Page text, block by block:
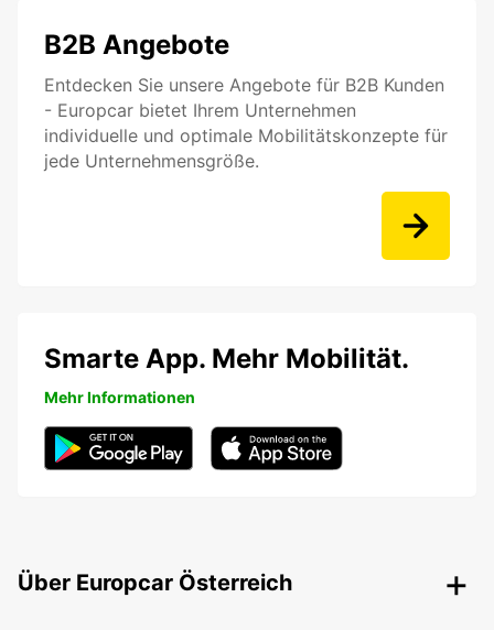
B2B Angebote
Entdecken Sie unsere Angebote für B2B Kunden
- Europcar bietet Ihrem Unternehmen
individuelle und optimale Mobilitätskonzepte für
jede Unternehmensgröße.
Smarte App. Mehr Mobilität.
Mehr Informationen
Über Europcar Österreich